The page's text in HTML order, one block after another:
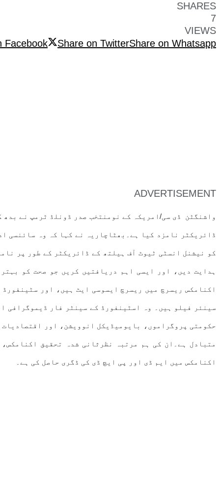
SHARES
7
VIEWS
Facebook
Share on TwitterShare on Whatsapp
ADVERTISEMENT
واشنگٹن ڈی سی/امریکہ کے نومنتخب صدر ڈونلڈ ٹرمپ نے
ڈائریکٹر نامزد کیا ہے۔بھٹاچاریہ نے کہا کہ وہ سائنسی
کو نیشنل انسٹی ٹیوٹ آف ہیلتھ کے ڈائریکٹر کے طور پر
ہدایت دیں، اور ایسی اہم دریافتیں کریں جو صحت کو
اکنامکس ریسرچ میں ریسرچ ایسوسی ایٹ ہیں، اور
سینئر فیلو ہیں۔ وہ اسٹینفورڈ کے سینٹر فار ڈیموگرافی
متبادل ہے۔ان کی ہم مرتبہ نظرثانی شدہ تحقیق
اکنامکس میں ایم ڈی اور پی ایچ ڈی کی ڈگری حاصل کی ہے۔